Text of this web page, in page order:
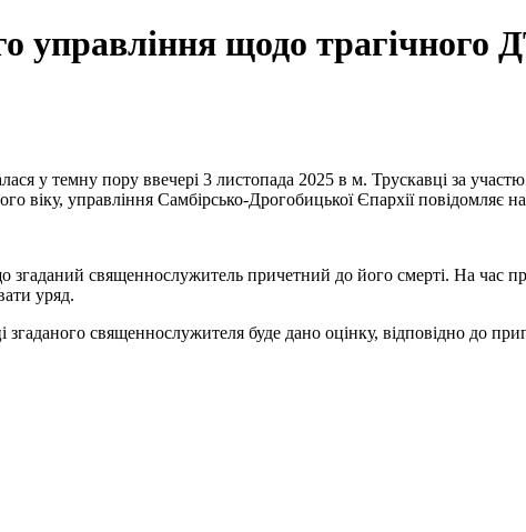
управління щодо
у темну пору ввечері 3 листопада 2025 в м. Трускавці за
віку, управління Самбірсько-Дрогобицької Єпархії повідомляє
священнослужитель причетний до його смерті. На час
уряд.
згаданого священнослужителя буде дано оцінку, відповідно до